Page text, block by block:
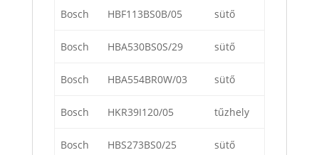
Bosch HBF113BS0B/05 sütő
Bosch HBA530BS0S/29 sütő
Bosch HBA554BR0W/03 sütő
Bosch HKR39I120/05 tűzhely
Bosch HBS273BS0/25 sütő